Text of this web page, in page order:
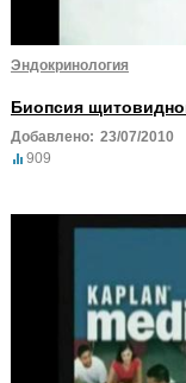
Эндокринология
Биопсия
Добавлено: 23/07/2010
909